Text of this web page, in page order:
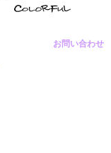
お問い合わせ